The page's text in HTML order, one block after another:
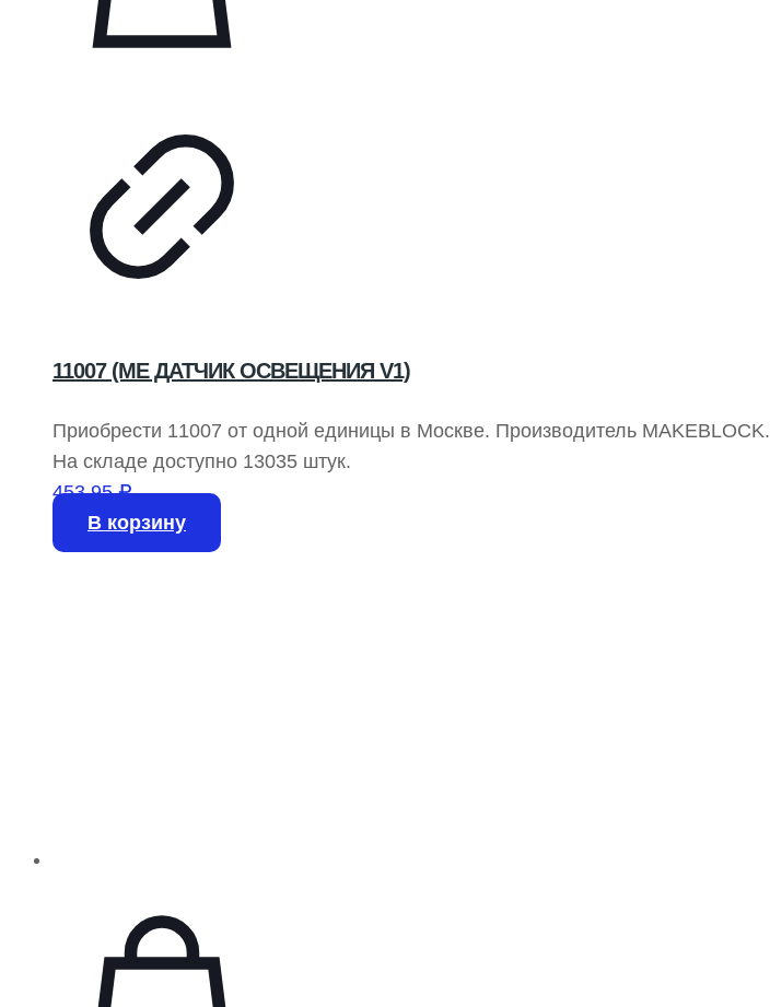
11007 (ME ДАТЧИК ОСВЕЩЕНИЯ V1)
Приобрести 11007 от одной единицы в Москве. Производитель MAKEBLOCK.
На складе доступно 13035 штук.
453,95₽
В корзину